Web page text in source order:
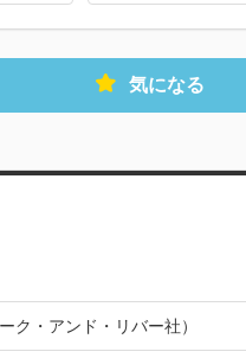
気になる
ク・アンド・リバー社）